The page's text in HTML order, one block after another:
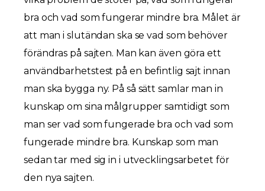
bra och vad som fungerar mindre bra. Målet är
att man i slutändan ska se vad som behöver
förändras på sajten. Man kan även göra ett
användbarhetstest på en befintlig sajt innan
man ska bygga ny. På så sätt samlar man in
kunskap om sina målgrupper samtidigt som
man ser vad som fungerade bra och vad som
fungerade mindre bra. Kunskap som man
sedan tar med sig in i utvecklingsarbetet för
den nya sajten.